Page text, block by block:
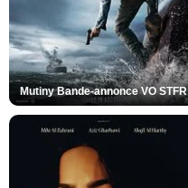
Mutiny Bande-annonce VO STFR